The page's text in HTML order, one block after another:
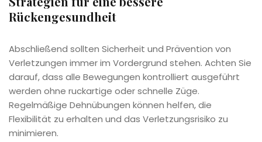
Rückengesundheit
Abschließend sollten Sicherheit und Prävention von
Verletzungen immer im Vordergrund stehen. Achten Sie
darauf, dass alle Bewegungen kontrolliert ausgeführt
werden ohne ruckartige oder schnelle Züge.
Regelmäßige Dehnübungen können helfen, die
Flexibilität zu erhalten und das Verletzungsrisiko zu
minimieren.